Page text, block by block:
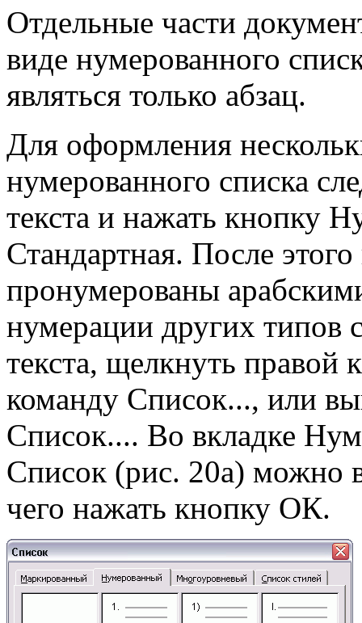
Отдельные части
виде нумерованного
являться только абзац.
Для оформления
нумерованного списка
текста и нажать кнопку
Стандартная. После
пронумерованы
нумерации других типов
текста, щелкнуть
команду Список..., или
Список.... Во вкладке
Список (рис. 20а) можно
чего нажать кнопку ОК.